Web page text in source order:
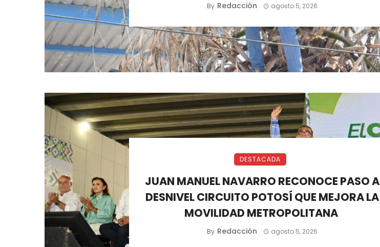
By Redacción agosto 5, 2026
DESTACADA
JUAN MANUEL NAVARRO RECONOCE PASO A
DESNIVEL CIRCUITO POTOSÍ QUE MEJORA LA
MOVILIDAD METROPOLITANA
By Redacción agosto 5, 2026